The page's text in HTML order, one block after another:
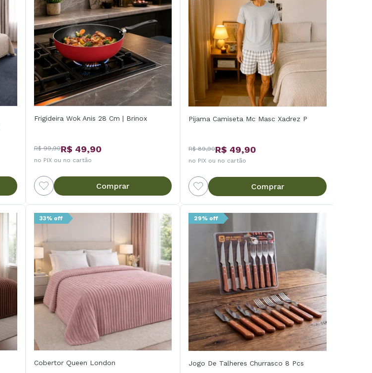
Frigideira Wok Anis 28 Cm | Brinox
R$ 99,90R$ 49,90
no PIX ou no cartão
Comprar
Pijama Camiseta Mc Masc Xadrez P
R$ 89,90R$ 49,90
no PIX ou no cartão
Comprar
33% off
Cobertor Queen London
29% off
Jogo De Talheres Churrasco 8 Pcs